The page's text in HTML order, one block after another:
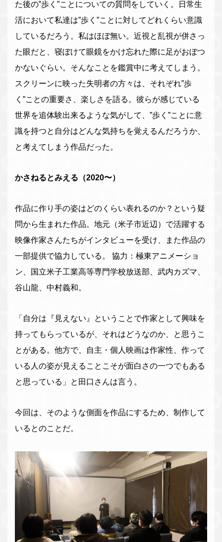
た後の”歩く”ことについての質問をしていく。日常生
活において私達は”歩く”ことに対してどれくらい意識
しているだろう。私はほぼ無い。近視と乱視が併さっ
た眼だと、寝ぼけて眼鏡をかけ忘れた際に足がおぼつ
かないぐらい。そんなことを鑑賞中に考えてしまう。
スクリーンに映った失明者の方々は、それぞれ”歩
く”ことの重要さ、楽しさを語る。彼らが感じている
世界を追体験出来るような気がして、”歩く”ことに意
識を持つと自分はどんな気持ちを覚えるんだろうか、
と考えてしまう作品だった。
かさねるとみえる（2020〜）
作品に作り手の姿はどのくらい表れるのか？という疑
問から生まれた作品。地元（米子市近辺）で活躍する
映像作家さんたちがインタビューを受け、また作品の
一部提供で協力している。 協力：極東アニメーショ
ン、国立米子工業高等専門学校放送部、武内カズマ、
谷山龍、中村義和。
「自分は『見えない』ということで作家として興味を
持ってもらっているが、それはどうなのか、と思うこ
とがある。他方で、自主・個人映画は作家性、作って
いる人の姿が見えることこそが面白さの一つでもある
と思っている」と田口さんは言う。
今回は、そのような側面を作品にするため、制作して
いるとのことだ。